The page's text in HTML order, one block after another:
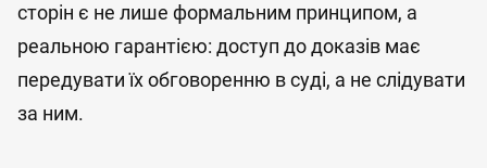
сторін є не лише формальним принципом, а
реальною гарантією: доступ до доказів має
передувати їх обговоренню в суді, а не слідувати
за ним.